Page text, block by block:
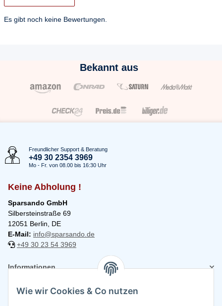
Es gibt noch keine Bewertungen.
Bekannt aus
Freundlicher Support & Beratung
+49 30 2354 3969
Mo - Fr. von 08.00 bis 16:30 Uhr
Keine Abholung !
Sparsando GmbH
Silbersteinstraße 69
12051 Berlin, DE
E-Mail: info@sparsando.de
+49 30 23 54 3969
Informationen
Rechtliches
Wie wir Cookies & Co nutzen